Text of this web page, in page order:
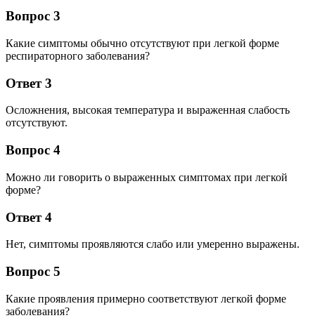
Вопрос 3
Какие симптомы обычно отсутствуют при легкой форме
респираторного заболевания?
Ответ 3
Осложнения, высокая температура и выраженная слабость
отсутствуют.
Вопрос 4
Можно ли говорить о выраженных симптомах при легкой
форме?
Ответ 4
Нет, симптомы проявляются слабо или умеренно выражены.
Вопрос 5
Какие проявления примерно соответствуют легкой форме
заболевания?